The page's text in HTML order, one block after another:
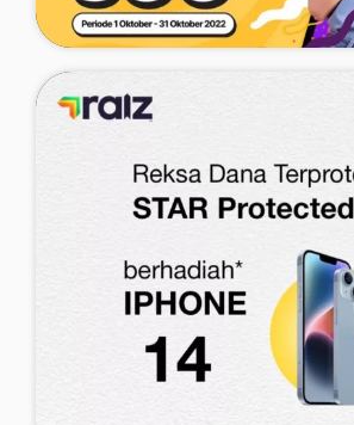
Lihat Detail Promo
AM (II)
01 October - 31 October 2022
Lihat Detail Promo